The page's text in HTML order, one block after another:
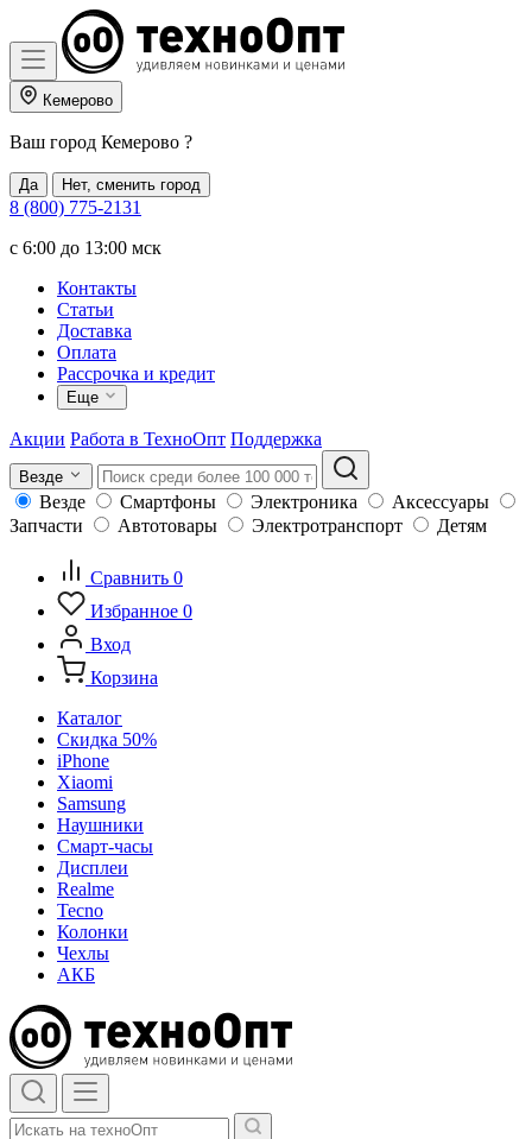
Кемерово
Ваш город Кемерово ?
Да Нет, сменить город
8 (800) 775-2131
c 6:00 до 13:00 мск
Контакты
Статьи
Доставка
Оплата
Рассрочка и кредит
Еще
Акции Работа в ТехноОпт Поддержка
Везде
Везде Смартфоны Электроника
Аксессуары
Запчасти
Автотовары Электротранспорт Детям
Сравнить 0
Избранное 0
Вход
Корзина
Каталог
Скидка 50%
iPhone
Xiaomi
Samsung
Наушники
Смарт-часы
Дисплеи
Realme
Tecno
Колонки
Чехлы
АКБ